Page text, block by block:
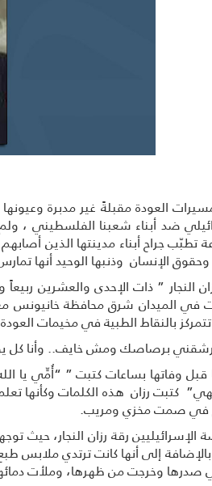
العودة مقبلةً غير مدبرة
ضد أبناء شعبنا الفلسطيني ،
تطبّب جراح أبناء مدينتها الذين
الإنسان وذنبها الوحيد أنها
النجار ” ذات الإحدى والعشرين
في الميدان شرق محافظة خانيونس
بالنقاط الطبية في مخيمات
برصاصك ومش خايف.. وأنا كل
وفاتها بساعات كتبت ” “أُمِّي يا
كتبت رزان هذه الكلمات وكأنها تعلم
في صمت مخزي ومريب.
الإسرائيليين رقة رزان النجار،
إلى أنها كانت ترتدي ملابس
وخرجت من ظهرها، وملأت